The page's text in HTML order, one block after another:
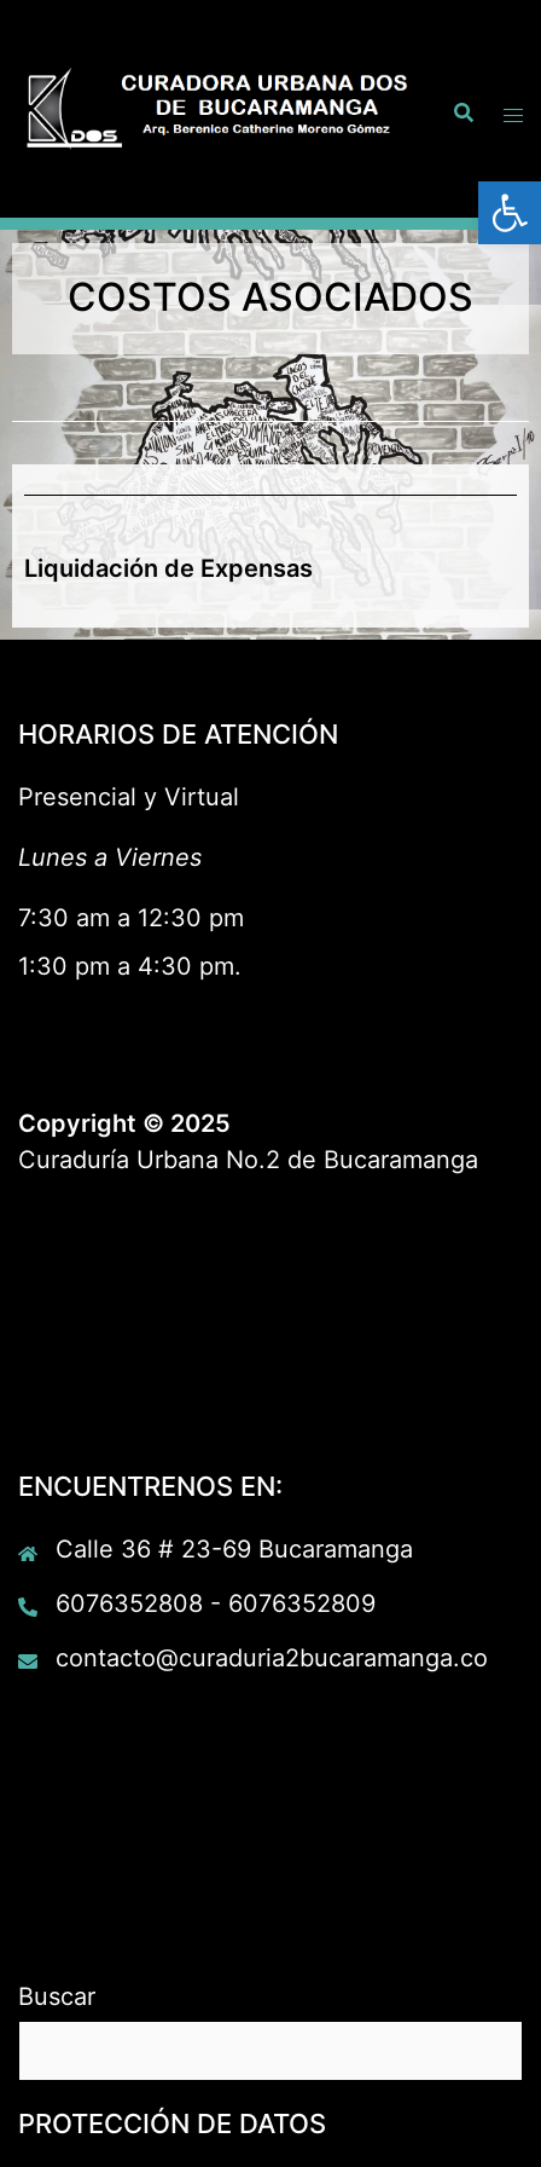
Abrir
COSTOS ASOCIADOS
Liquidación de Expensas
HORARIOS DE ATENCIÓN
Presencial y Virtual
Lunes a Viernes
7:30 am a 12:30 pm
1:30 pm a 4:30 pm.
Copyright © 2025
Curaduría Urbana No.2 de Bucaramanga
ENCUENTRENOS EN:
Calle 36 # 23-69 Bucaramanga
6076352808 - 6076352809
contacto@curaduria2bucaramanga.co
Buscar
PROTECCIÓN DE DATOS